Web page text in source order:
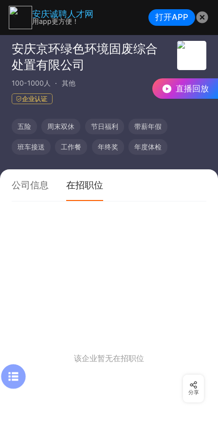
直播回放
安庆京环绿色环境固废综合
处置有限公司
100-1000人 其他
企业认证
五险 周末双休 节日福利 带薪年假
班车接送 工作餐 年终奖 年度体检
公司信息 在招职位
该企业暂无在招职位
分享
安庆诚聘人才网
用app更方便！ 打开APP